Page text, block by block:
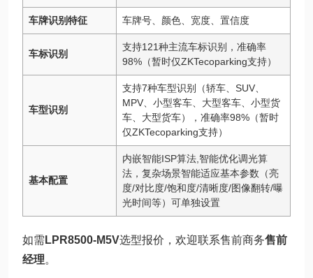
车牌识别特征 车牌号、颜色、宽度、置信度
车标识别
支持121种主流车标识别，准确率
98%（暂时仅ZKTecoparking支持）
车型识别
支持7种车型识别（轿车、SUV、
MPV、小型客车、大型客车、小型货
车、大型货车），准确率98%（暂时
仅ZKTecoparking支持）
基本配置
内嵌智能ISP算法,智能优化调光算
法，复杂场景智能适应基本参数（亮
度/对比度/饱和度/清晰度/图像翻转/曝
光时间等）可单独设置
如需 LPR8500-M5V选型报价，欢迎联系售前商务售前
经理。